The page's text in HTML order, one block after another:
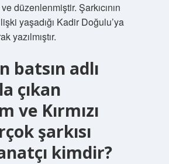
düzenlenmiştir. Şarkıcının
yaşadığı Kadir Doğulu’ya
yazılmıştır.
batsın adlı
çıkan
ve Kırmızı
şarkısı
kimdir?